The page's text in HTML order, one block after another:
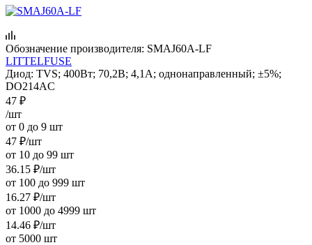
Обозначение производителя: SMAJ60A-LF
LITTELFUSE
Диод: TVS; 400Вт; 70,2В; 4,1А; однонаправленный; ±5%;
DO214AC
47 ₽
/шт
от 0 до 9 шт
47 ₽/шт
от 10 до 99 шт
36.15 ₽/шт
от 100 до 999 шт
16.27 ₽/шт
от 1000 до 4999 шт
14.46 ₽/шт
от 5000 шт